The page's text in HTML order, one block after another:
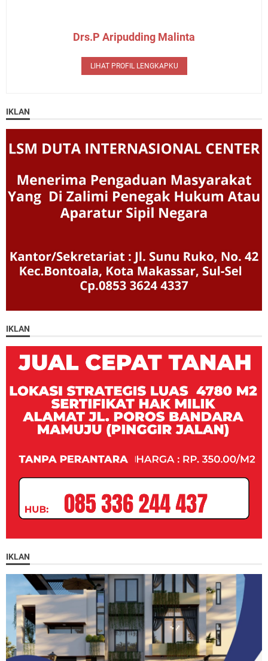
Drs.P Aripudding Malinta
LIHAT PROFIL LENGKAPKU
IKLAN
IKLAN
IKLAN